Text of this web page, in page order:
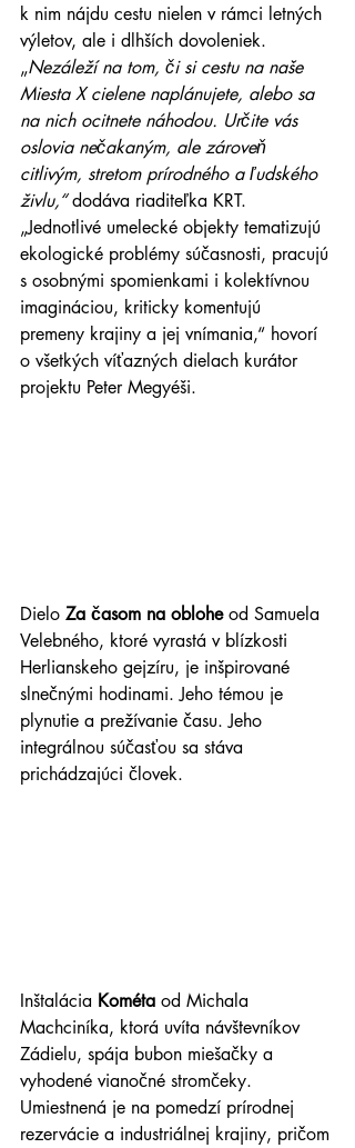
k nim nájdu cestu nielen v rámci letných
výletov, ale i dlhších dovoleniek.
„Nezáleží na tom, či si cestu na naše
Miesta X cielene naplánujete, alebo sa
na nich ocitnete náhodou. Určite vás
oslovia nečakaným, ale zároveň
citlivým, stretom prírodného a ľudského
živlu,“ dodáva riaditeľka KRT.
„Jednotlivé umelecké objekty tematizujú
ekologické problémy súčasnosti, pracujú
s osobnými spomienkami i kolektívnou
imagináciou, kriticky komentujú
premeny krajiny a jej vnímania,“ hovorí
o všetkých víťazných dielach kurátor
projektu Peter Megyéši.
Dielo Za časom na oblohe od Samuela
Velebného, ktoré vyrastá v blízkosti
Herlianskeho gejzíru, je inšpirované
slnečnými hodinami. Jeho témou je
plynutie a prežívanie času. Jeho
integrálnou súčasťou sa stáva
prichádzajúci človek.
Inštalácia Kométa od Michala
Machciníka, ktorá uvíta návštevníkov
Zádielu, spája bubon miešačky a
vyhodené vianočné stromčeky.
Umiestnená je na pomedzí prírodnej
rezervácie a industriálnej krajiny, pričom